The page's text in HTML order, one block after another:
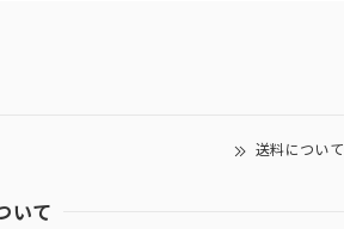
送料について
いて